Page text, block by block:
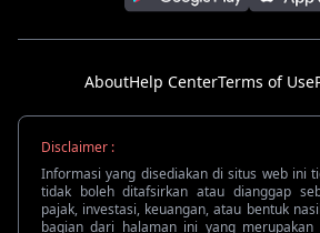
AboutHelp CenterTerms of Use
Disclaimer :
Informasi yang disediakan di situs web ini
tidak boleh ditafsirkan atau dianggap
pajak, investasi, keuangan, atau bentuk
bagian dari halaman ini yang merupakan